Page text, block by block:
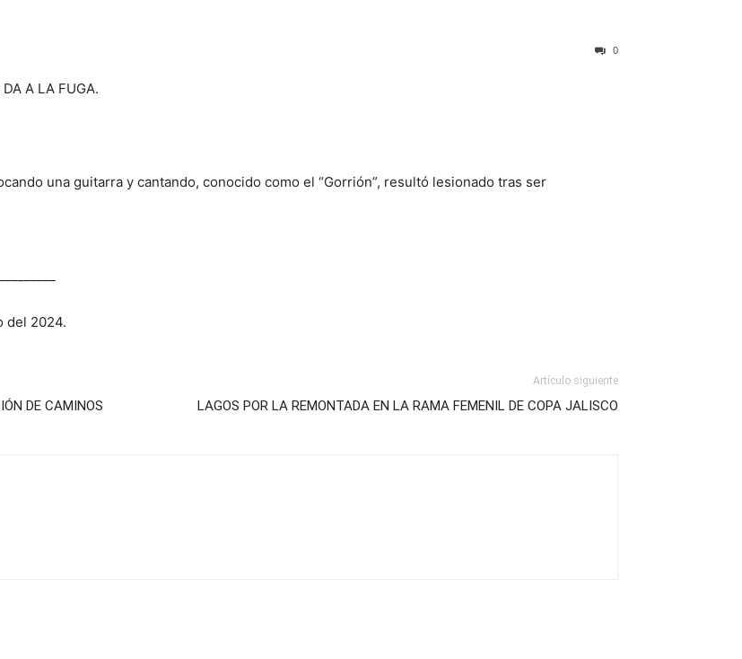
0
una guitarra y cantando, conocido como el “Gorrión”, resultó lesionado tras ser
del 2024.
DE CAMINOS
Artículo siguiente
LAGOS POR LA REMONTADA EN LA RAMA FEMENIL DE COPA JALISCO